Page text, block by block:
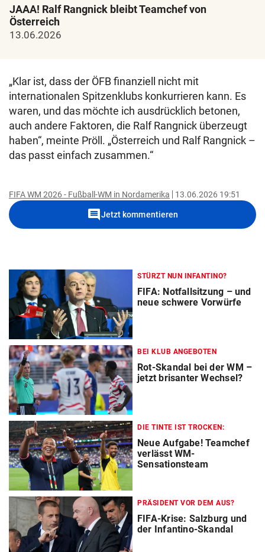
JAAA! Ralf Rangnick bleibt Teamchef von
Österreich
13.06.2026
„Klar ist, dass der ÖFB finanziell nicht mit
internationalen Spitzenklubs konkurrieren kann. Es
waren, und das möchte ich ausdrücklich betonen,
auch andere Faktoren, die Ralf Rangnick überzeugt
haben“, meinte Pröll. „Österreich und Ralf Rangnick –
das passt einfach zusammen.“
FIFA WM 2026 - Fußball-WM in Nordamerika 13.06.2026 19:51
commentJetzt kommentieren
STÜRZT NUN INFANTINO?
FIFA: Notfallsitzung – und
neue schwere Vorwürfe
BEI KLUB ANGEBOTEN
Rot-Skandal bei der WM –
jetzt brisanter Wechsel?
DIE TINTE IST TROCKEN:
Neue Aufgabe! Teamchef
verlässt WM-
Sensationsteam
PRÄSIDENT VOR DEM AUS?
FIFA-Krise: Salzburg und
der Infantino-Skandal